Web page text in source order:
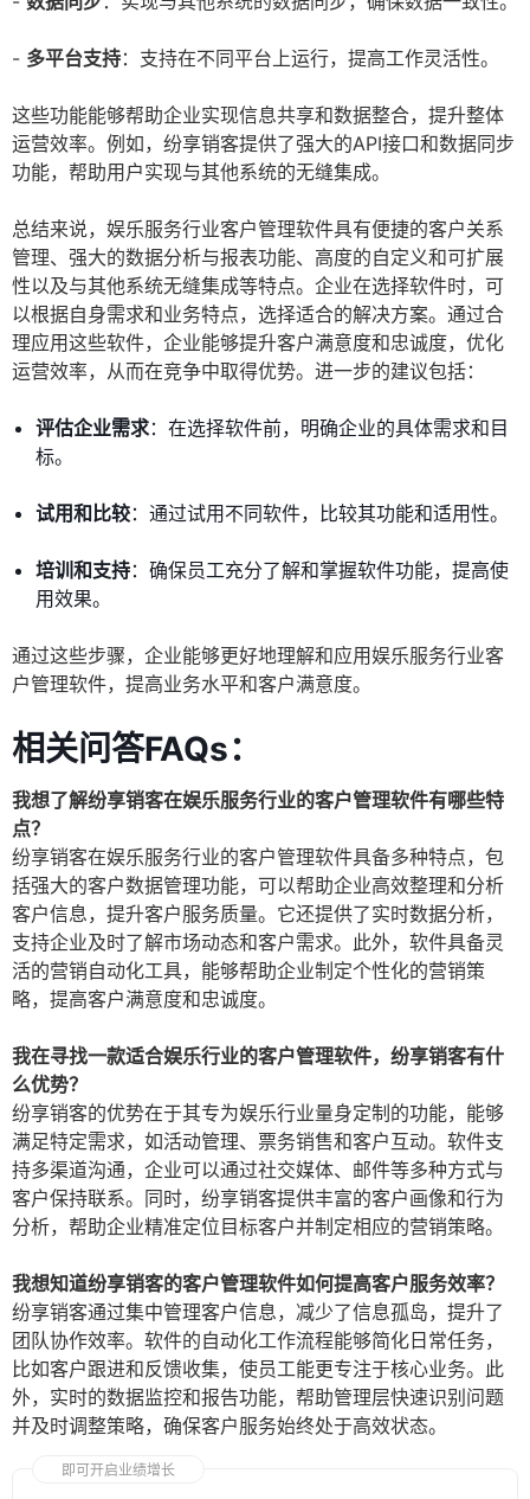
- 多平台支持：支持在不同平台上运行，提高工作灵活性。
这些功能能够帮助企业实现信息共享和数据整合，提升整体
运营效率。例如，纷享销客提供了强大的API接口和数据同步
功能，帮助用户实现与其他系统的无缝集成。
总结来说，娱乐服务行业客户管理软件具有便捷的客户关系
管理、强大的数据分析与报表功能、高度的自定义和可扩展
性以及与其他系统无缝集成等特点。企业在选择软件时，可
以根据自身需求和业务特点，选择适合的解决方案。通过合
理应用这些软件，企业能够提升客户满意度和忠诚度，优化
运营效率，从而在竞争中取得优势。进一步的建议包括：
评估企业需求：在选择软件前，明确企业的具体需求和目
标。
试用和比较：通过试用不同软件，比较其功能和适用性。
培训和支持：确保员工充分了解和掌握软件功能，提高使
用效果。
通过这些步骤，企业能够更好地理解和应用娱乐服务行业客
户管理软件，提高业务水平和客户满意度。
相关问答FAQs：
我想了解纷享销客在娱乐服务行业的客户管理软件有哪些特
点？
纷享销客在娱乐服务行业的客户管理软件具备多种特点，包
括强大的客户数据管理功能，可以帮助企业高效整理和分析
客户信息，提升客户服务质量。它还提供了实时数据分析，
支持企业及时了解市场动态和客户需求。此外，软件具备灵
活的营销自动化工具，能够帮助企业制定个性化的营销策
略，提高客户满意度和忠诚度。
我在寻找一款适合娱乐行业的客户管理软件，纷享销客有什
么优势？
纷享销客的优势在于其专为娱乐行业量身定制的功能，能够
满足特定需求，如活动管理、票务销售和客户互动。软件支
持多渠道沟通，企业可以通过社交媒体、邮件等多种方式与
客户保持联系。同时，纷享销客提供丰富的客户画像和行为
分析，帮助企业精准定位目标客户并制定相应的营销策略。
我想知道纷享销客的客户管理软件如何提高客户服务效率？
纷享销客通过集中管理客户信息，减少了信息孤岛，提升了
团队协作效率。软件的自动化工作流程能够简化日常任务，
比如客户跟进和反馈收集，使员工能更专注于核心业务。此
外，实时的数据监控和报告功能，帮助管理层快速识别问题
并及时调整策略，确保客户服务始终处于高效状态。
即可开启业绩增长